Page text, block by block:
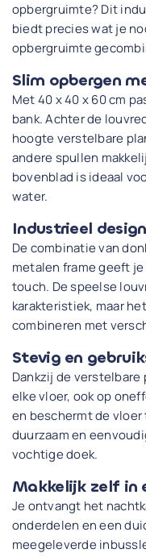
opbergruimte? Dit
biedt precies wat je
opbergruimte
Slim opbergen
Met 40 x 40 x 60 cm
bank. Achter de
hoogte verstelbare
andere spullen
bovenblad is ideaal
water.
Industrieel
De combinatie van
metalen frame geeft
touch. De speelse
karakteristiek, maar
combineren met
Stevig en
Dankzij de
elke vloer, ook op
en beschermt de
duurzaam en
vochtige doek.
Makkelijk zelf in
Je ontvangt het
onderdelen en een
meegeleverde